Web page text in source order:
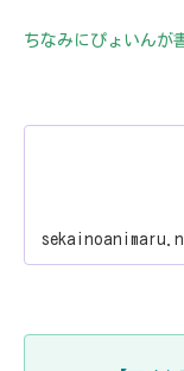
ちなみにぴょいんが